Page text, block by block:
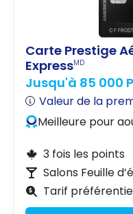
Carte Prestige
ExpressMD
Jusqu'à 85 000
Valeur de la
Meilleure pour
3 fois les points
Salons Feuille
Tarif